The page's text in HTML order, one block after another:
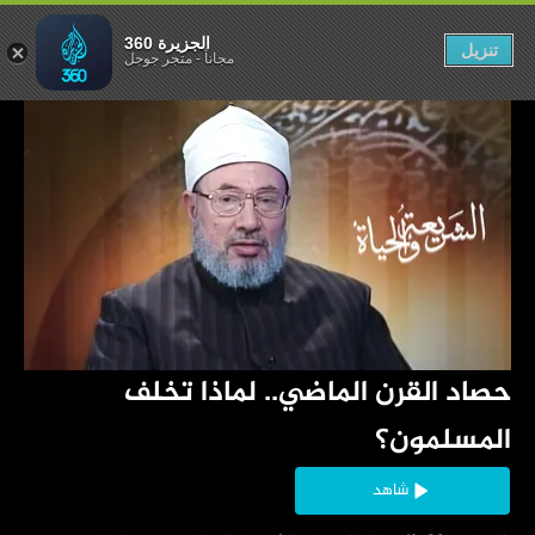
المسلمون؟
شاهد
المسلمون؟
الجزيرة 360
مجاناً-متجر جوجل تنزيل